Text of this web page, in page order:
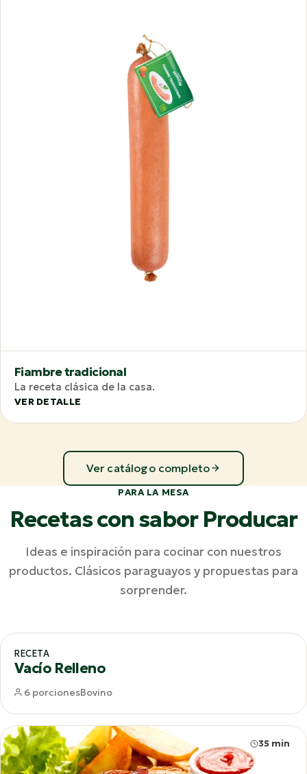
Fiambre tradicional
La receta clásica de la casa.
VER DETALLE
Ver catálogo completo
PARA LA MESA
Recetas con sabor Producar
Ideas e inspiración para cocinar con nuestros
productos. Clásicos paraguayos y propuestas para
sorprender.
RECETA
Vacío Relleno
6 porcionesBovino
35 min